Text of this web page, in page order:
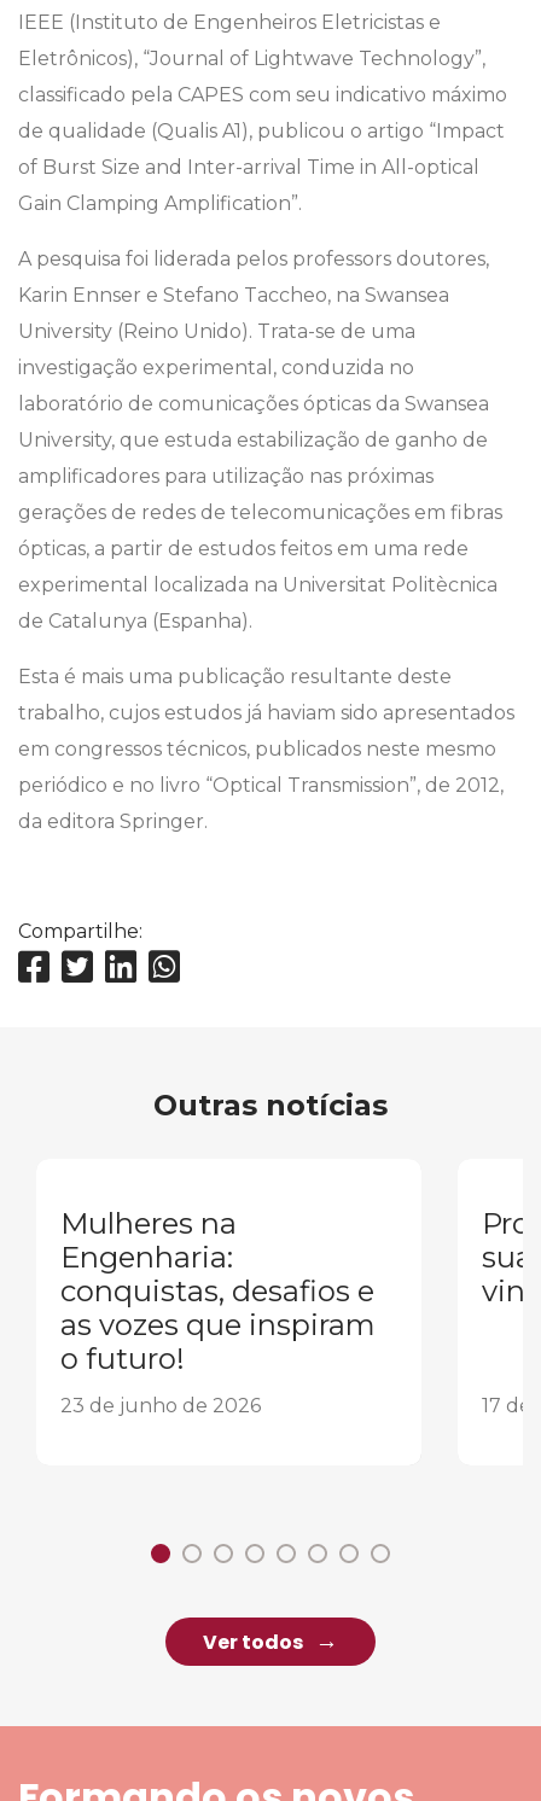
IEEE (Instituto de Engenheiros Eletricistas e
Eletrônicos), “Journal of Lightwave Technology”,
classificado pela CAPES com seu indicativo máximo
de qualidade (Qualis A1), publicou o artigo “Impact
of Burst Size and Inter-arrival Time in All-optical
Gain Clamping Amplification”.
A pesquisa foi liderada pelos professors doutores,
Karin Ennser e Stefano Taccheo, na Swansea
University (Reino Unido). Trata-se de uma
investigação experimental, conduzida no
laboratório de comunicações ópticas da Swansea
University, que estuda estabilização de ganho de
amplificadores para utilização nas próximas
gerações de redes de telecomunicações em fibras
ópticas, a partir de estudos feitos em uma rede
experimental localizada na Universitat Politècnica
de Catalunya (Espanha).
Esta é mais uma publicação resultante deste
trabalho, cujos estudos já haviam sido apresentados
em congressos técnicos, publicados neste mesmo
periódico e no livro “Optical Transmission”, de 2012,
da editora Springer.
Compartilhe:
Outras notícias
Mulheres na
Engenharia:
conquistas, desafios e
as vozes que inspiram
o futuro!
23 de junho de 2026
sua
17 de
Ver todos